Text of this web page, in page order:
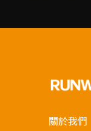
關於我們